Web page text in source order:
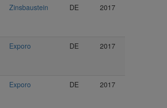
Zinsbaustein DE 2017
Exporo DE 2017
Exporo DE 2017